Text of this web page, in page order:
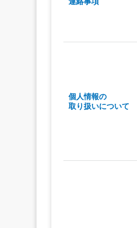
個人情報の
取り扱いについて